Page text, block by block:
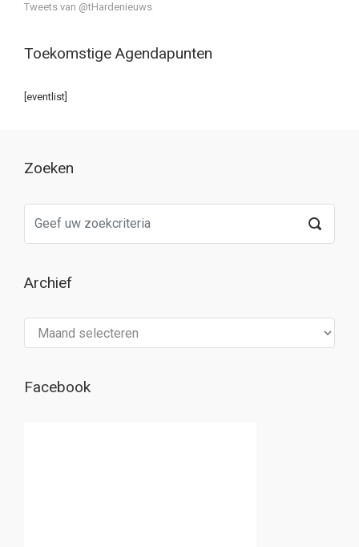
Tweets van @tHardenieuws
Toekomstige Agendapunten
[eventlist]
Zoeken
Archief
Facebook